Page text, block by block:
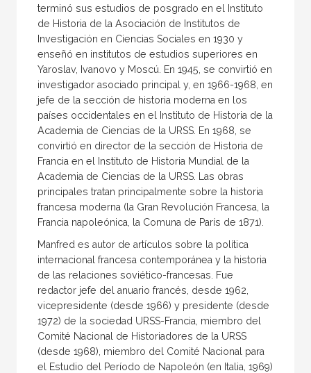
Editora
Escritor
Escritora
Prologuista
Traductor
Traductora
terminó sus estudios de posgrado en el Instituto
de Historia de la Asociación de Institutos de
Investigación en Ciencias Sociales en 1930 y
enseñó en institutos de estudios superiores en
Yaroslav, Ivanovo y Moscú. En 1945, se convirtió en
investigador asociado principal y, en 1966-1968, en
jefe de la sección de historia moderna en los
países occidentales en el Instituto de Historia de la
Academia de Ciencias de la URSS. En 1968, se
convirtió en director de la sección de Historia de
Francia en el Instituto de Historia Mundial de la
Academia de Ciencias de la URSS. Las obras
principales tratan principalmente sobre la historia
francesa moderna (la Gran Revolución Francesa, la
Francia napoleónica, la Comuna de París de 1871).
Manfred es autor de artículos sobre la política
internacional francesa contemporánea y la historia
de las relaciones soviético-francesas. Fue
redactor jefe del anuario francés, desde 1962,
vicepresidente (desde 1966) y presidente (desde
1972) de la sociedad URSS-Francia, miembro del
Comité Nacional de Historiadores de la URSS
(desde 1968), miembro del Comité Nacional para
el Estudio del Período de Napoleón (en Italia, 1969)